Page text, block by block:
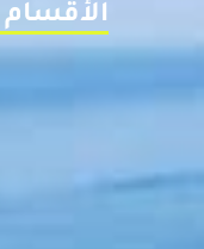
الأقسام